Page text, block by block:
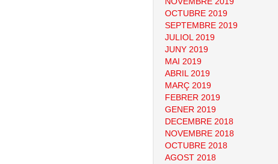
OCTUBRE 2019
SEPTEMBRE 2019
JULIOL 2019
JUNY 2019
MAI 2019
ABRIL 2019
MARÇ 2019
FEBRER 2019
GENER 2019
DECEMBRE 2018
NOVEMBRE 2018
OCTUBRE 2018
AGOST 2018